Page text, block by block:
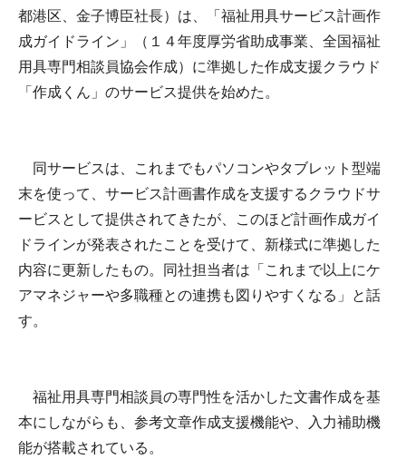
都港区、金子博臣社長）は、「福祉用具サービス計画作
成ガイドライン」（１４年度厚労省助成事業、全国福祉
用具専門相談員協会作成）に準拠した作成支援クラウド
「作成くん」のサービス提供を始めた。
同サービスは、これまでもパソコンやタブレット型端
末を使って、サービス計画書作成を支援するクラウドサ
ービスとして提供されてきたが、このほど計画作成ガイ
ドラインが発表されたことを受けて、新様式に準拠した
内容に更新したもの。同社担当者は「これまで以上にケ
アマネジャーや多職種との連携も図りやすくなる」と話
す。
福祉用具専門相談員の専門性を活かした文書作成を基
本にしながらも、参考文章作成支援機能や、入力補助機
能が搭載されている。